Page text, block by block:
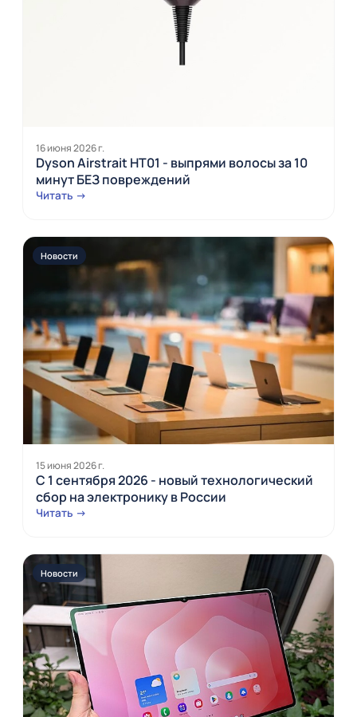
16 июня 2026 г.
Dyson Airstrait HT01 - выпрями волосы за 10
минут БЕЗ повреждений
Читать →
Новости
15 июня 2026 г.
С 1 сентября 2026 - новый технологический
сбор на электронику в России
Читать →
Новости